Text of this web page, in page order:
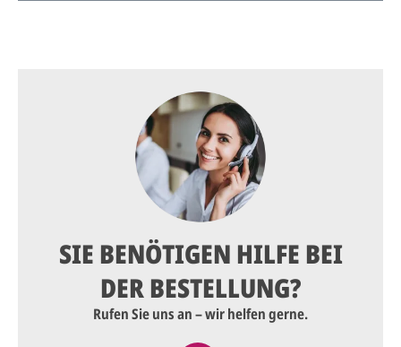
SIE BENÖTIGEN HILFE BEI
DER BESTELLUNG?
Rufen Sie uns an – wir helfen gerne.